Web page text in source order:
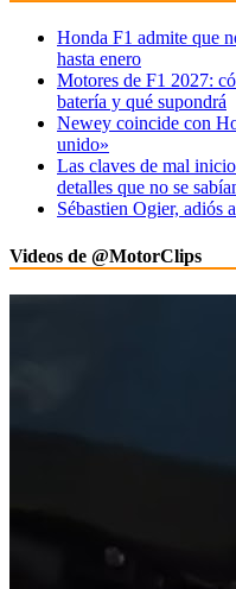
Honda F1 admite que
hasta enero
Motores de F1 2027:
batería y qué supondrá
Newey coincide con
unido»
Las claves de mal
detalles que no se
Sébastien Ogier, adiós
Videos de @MotorClips